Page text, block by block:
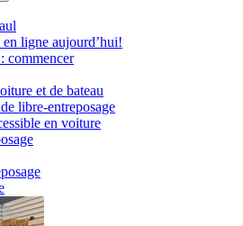
ligne aujourd’hui!
commencer
et de bateau
libre-entreposage
en voiture